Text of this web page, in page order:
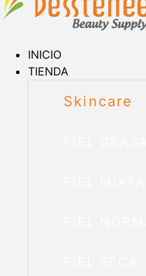
INICIO
TIENDA
Skincare